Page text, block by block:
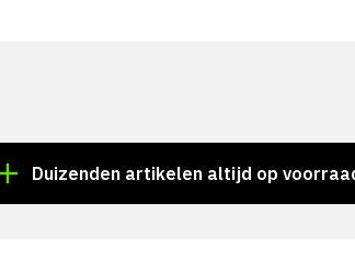
artikelen altijd op voorraad!